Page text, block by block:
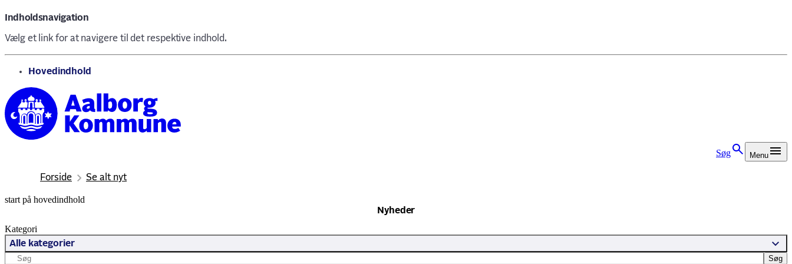
Indholdsnavigation
Vælg et link for at navigere til det respektive indhold.
gå til
Hovedindhold
Søg Menu
Forside Se alt nyt
start på hovedindhold
Nyheder
senest opdateret 15. maj 2026
Kategori
Alle kategorier
Søg Søg